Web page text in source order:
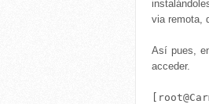
via remota,
Así pues,
acceder.